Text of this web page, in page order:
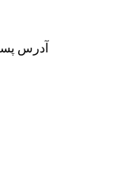
آدرس پستی: